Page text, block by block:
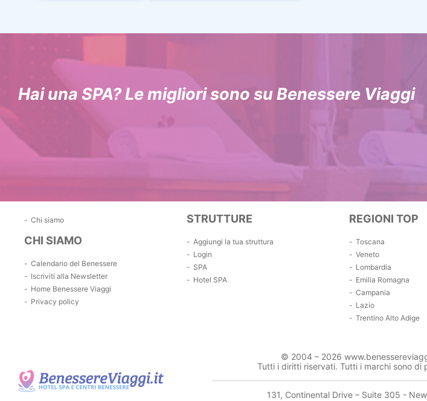
Hai una SPA? Le migliori sono su Benessere Viaggi
Chi siamo
CHI SIAMO
Calendario del Benessere
Iscriviti alla Newsletter
Home Benessere Viaggi
Privacy policy
STRUTTURE
Aggiungi la tua struttura
Login
SPA
Hotel SPA
REGIONI TOP
Toscana
Veneto
Lombardia
Emilia Romagna
Campania
Lazio
Trentino Alto Adige
© 2004 – 2026
Tutti i diritti riservati. Tutti i marchi sono
131, Continental Drive – Suite 305 -